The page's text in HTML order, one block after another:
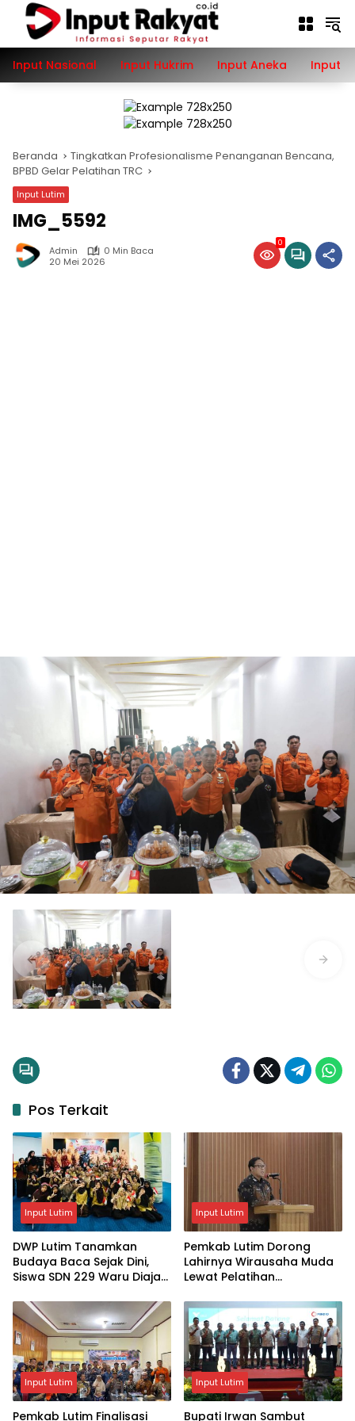
Langsung
konten
Input Nasional
Input Hukrim Input Aneka Input
Beranda
Tingkatkan Profesionalisme Penanganan Bencana,
BPBD Gelar Pelatihan TRC
Input Lutim
IMG_5592
Admin
0 Min Baca
20 Mei 2026
0
Pos Terkait
Input Lutim
DWP Lutim Tanamkan
Budaya Baca Sejak Dini,
Siswa SDN 229 Waru Diajak
Input Lutim
Pemkab Lutim Dorong
Lahirnya Wirausaha Muda
Lewat Pelatihan
Input Lutim
Pemkab Lutim Finalisasi
Input Lutim
Bupati Irwan Sambut